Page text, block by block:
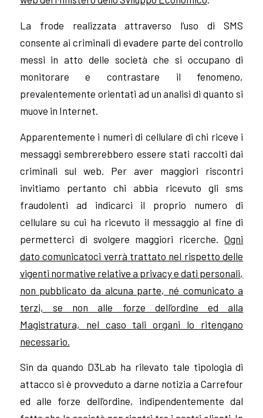
La frode realizzata attraverso l’uso di SMS
consente ai criminali di evadere parte dei controllo
messi in atto delle società che si occupano di
monitorare e contrastare il fenomeno,
prevalentemente orientati ad un analisi di quanto si
muove in Internet.
Apparentemente i numeri di cellulare di chi riceve i
messaggi sembrerebbero essere stati raccolti dai
criminali sul web. Per aver maggiori riscontri
invitiamo pertanto chi abbia ricevuto gli sms
fraudolenti ad indicarci il proprio numero di
cellulare su cui ha ricevuto il messaggio al fine di
permetterci di svolgere maggiori ricerche.Ogni
dato comunicatoci verrà trattato nel rispetto delle
vigenti normative relative a privacy e dati personali,
non pubblicato da alcuna parte, né comunicato a
terzi, se non alle forze dell’ordine ed alla
Magistratura, nel caso tali organi lo ritengano
necessario.
Sin da quando D3Lab ha rilevato tale tipologia di
attacco si è provveduto a darne notizia a Carrefour
ed alle forze dell’ordine, indipendentemente dal